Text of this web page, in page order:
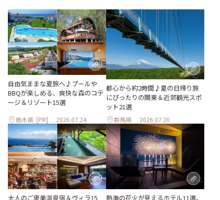
自由気ままな夏旅へ♪プールや
BBQが楽しめる、爽快な森のコテ
ージ＆リゾート15選
栃木県 [PR] 2026.07.24
都心から約2時間♪夏の日帰り旅
にぴったりの関東＆近郊観光スポ
ット21選
群馬県 2026.07.20
大人のご褒美温泉宿＆ヴィラ15
熱海の花火が見えるホテル11選。